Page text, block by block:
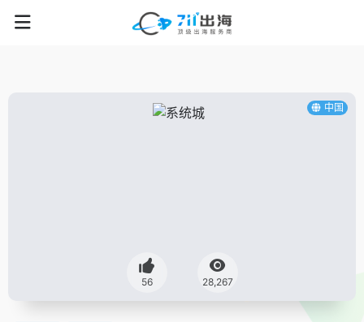
中国
56 28,267